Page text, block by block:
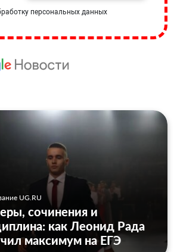
персональных данных
UG.RU
сочинения и
как Леонид Рада
максимум на ЕГЭ